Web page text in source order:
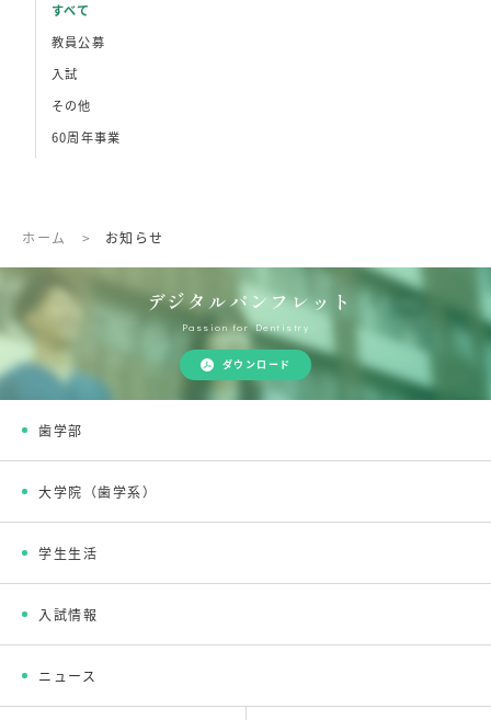
すべて
教員公募
入試
その他
60周年事業
ホーム > お知らせ
デジタルパンフレット
Passion for Dentistry
ダウンロード
歯学部
大学院（歯学系）
学生生活
入試情報
ニュース